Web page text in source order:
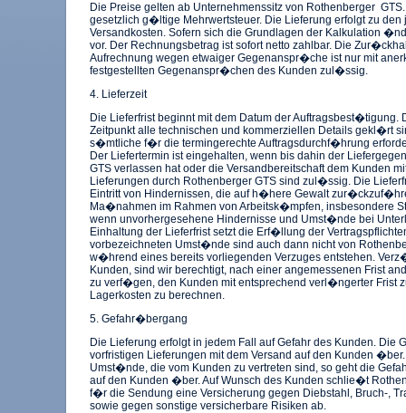
Die Preise gelten ab Unternehmenssitz von Rothenberger
gesetzlich g�ltige Mehrwertsteuer. Die Lieferung erfolgt zu
Versandkosten. Sofern sich die Grundlagen der Kalkulation
vor. Der Rechnungsbetrag ist sofort netto zahlbar. Die
Aufrechnung wegen etwaiger Gegenanspr�che ist nur mit
festgestellten Gegenanspr�chen des Kunden zul�ssig.
4. Lieferzeit
Die Lieferfrist beginnt mit dem Datum der Auftragsbest�tigung.
Zeitpunkt alle technischen und kommerziellen Details gekl�rt
s�mtliche f�r die termingerechte Auftragsdurchf�hrung
Der Liefertermin ist eingehalten, wenn bis dahin der
GTS verlassen hat oder die Versandbereitschaft dem Kunden
Lieferungen durch Rothenberger GTS sind zul�ssig. Die
Eintritt von Hindernissen, die auf h�here Gewalt
Ma�nahmen im Rahmen von Arbeitsk�mpfen, insbesondere
wenn unvorhergesehene Hindernisse und Umst�nde bei
Einhaltung der Lieferfrist setzt die Erf�llung der
vorbezeichneten Umst�nde sind auch dann nicht von
w�hrend eines bereits vorliegenden Verzuges entstehen.
Kunden, sind wir berechtigt, nach einer angemessenen Frist
zu verf�gen, den Kunden mit entsprechend verl�ngerter Frist
Lagerkosten zu berechnen.
5. Gefahr�bergang
Die Lieferung erfolgt in jedem Fall auf Gefahr des Kunden. Die
vorfristigen Lieferungen mit dem Versand auf den Kunden
Umst�nde, die vom Kunden zu vertreten sind, so geht die
auf den Kunden �ber. Auf Wunsch des Kunden schlie�t
f�r die Sendung eine Versicherung gegen Diebstahl, Bruch-,
sowie gegen sonstige versicherbare Risiken ab.